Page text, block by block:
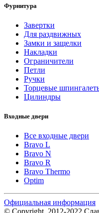
Фурнитура
Завертки
Для раздвижных
Замки и защелки
Накладки
Ограничители
Петли
Ручки
Торцевые
Цилиндры
Входные двери
Все входные двери
Bravo L
Bravo N
Bravo R
Bravo Thermo
Optim
Официальная информация